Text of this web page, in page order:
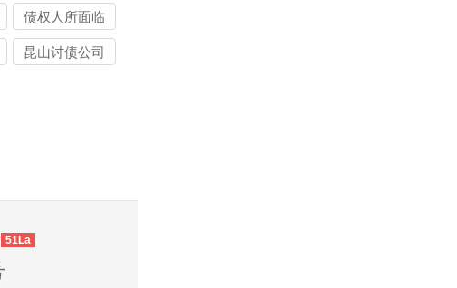
债权人所面临
的问题
昆山讨债公司
51La